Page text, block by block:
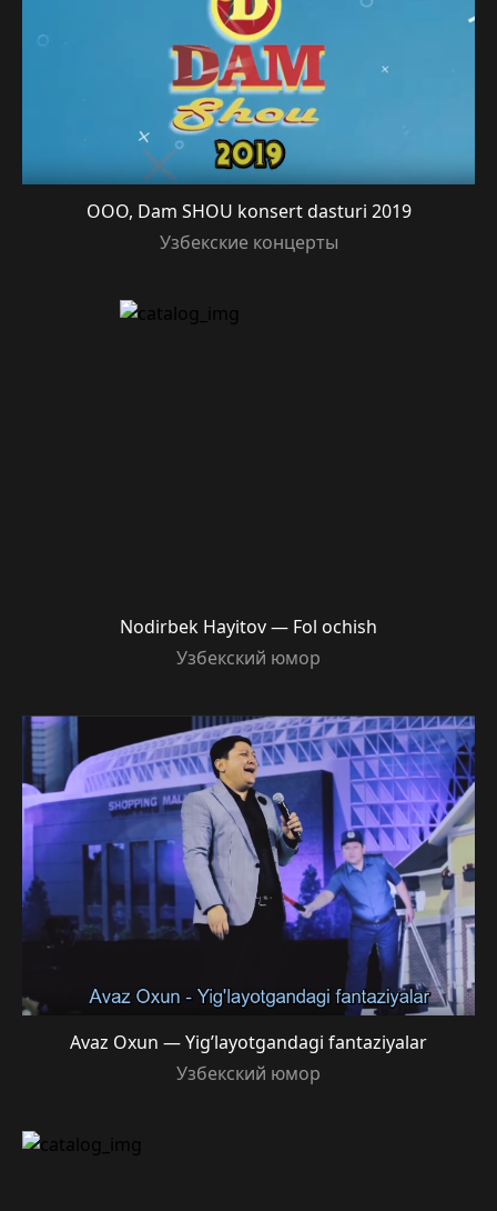
OOO, Dam SHOU konsert dasturi 2019
Узбекские концерты
Nodirbek Hayitov — Fol ochish
Узбекский юмор
Avaz Oxun — Yig’layotgandagi fantaziyalar
Узбекский юмор